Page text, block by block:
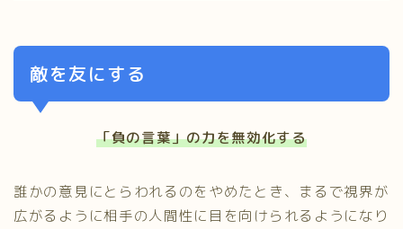
敵を友にする
「負の言葉」の力を無効化する
誰かの意見にとらわれるのをやめたとき、まるで視界が
広がるように相手の人間性に目を向けられるようになり